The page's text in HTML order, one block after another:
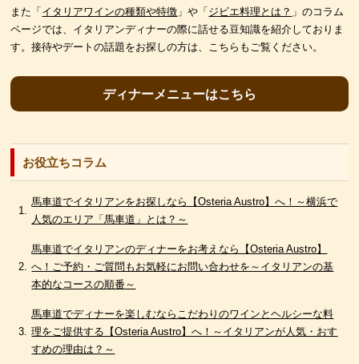
また「 イタリアワインの種類や特徴 」や「 ジビエ料理とは？ 」のコラム
ページでは、イタリアンディナーの際に話せる豆知識を紹介しておりま
す。接待やデートの話題をお探しの方は、こちらもご覧ください。
ディナーメニューはこちら
お役立ちコラム
馬車道でイタリアンをお探しなら【Osteria Austro】へ！～横浜で
人気のエリア「馬車道」とは？～
馬車道でイタリアンのディナーをお考えなら【Osteria Austro】
へ！ご予約・ご質問もお気軽にお問い合わせを～イタリアンの基
本的なコースの順番～
馬車道でディナーを楽しむならこだわりのワインとヘルシーな料
理をご提供する【Osteria Austro】へ！～イタリアンが人気・おす
すめの理由は？～